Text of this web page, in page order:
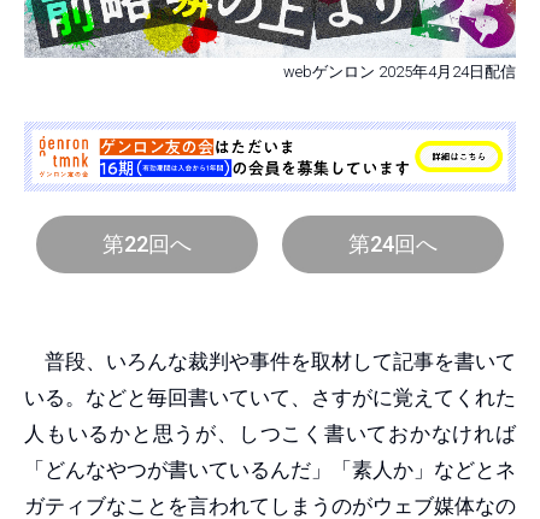
webゲンロン 2025年4月24日配信
第22回へ 第24回へ
普段、いろんな裁判や事件を取材して記事を書いて
いる。などと毎回書いていて、さすがに覚えてくれた
人もいるかと思うが、しつこく書いておかなければ
「どんなやつが書いているんだ」「素人か」などとネ
ガティブなことを言われてしまうのがウェブ媒体なの